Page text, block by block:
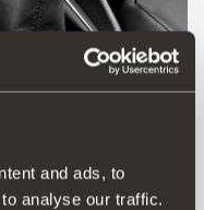
and ads, to
analyse our traffic.
5 biegów – Tornado